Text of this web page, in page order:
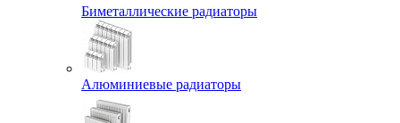
Биметаллические радиаторы
Алюминиевые радиаторы